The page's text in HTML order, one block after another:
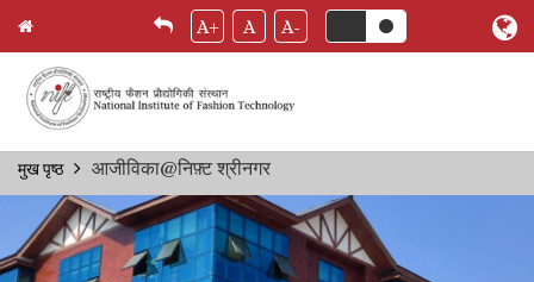
Skip
content
A+ A A-
Breadcrumb
मुख पृष्ठ आजीविका@निफ़्ट श्रीनगर